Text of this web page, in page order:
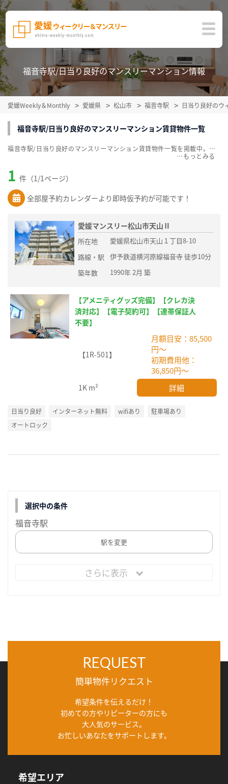
福音寺駅/日当り良好のマンスリーマンション情報
愛媛Weekly＆Monthly 愛媛県 松山市 福音寺駅 日当り良好のウ
福音寺駅/日当り良好のマンスリーマンション賃貸物件一覧
1 件（1/1ページ）
全部屋予約カレンダーより即時仮予約が可能です！
愛媛マンスリー松山市天山Ⅱ
所在地
愛媛県松山市天山１丁目8-10
路線・駅
伊予鉄道横河原線福音寺 徒歩10分
築年数
1990年 2月 築
【アメニティグッズ完備】【クレカ決
済対応】【電子契約可】【連帯保証人
不要】
【1R-501】
月額目安：85,500
円～
初期費用他：
36,850円～
1K m² 詳細
日当り良好 インターネット無料 wifiあり
駐車場あり
オートロック
福音寺駅/日当り良好のマンスリーマンション賃貸物件一覧を掲載中。敷金・礼金無料、家具・家電付をご紹介。こだわり条件での絞込みも簡単！
…
選択中の条件
福音寺駅
駅を変更
さらに表示
REQUEST
簡単物件リクエスト
希望条件を伝えるだけ！
初めての方やリピーターの方にも
大人気のサービス。
お忙しいあなたをサポートします。
希望エリア